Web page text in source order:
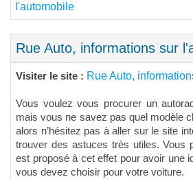
l'automobile
Rue Auto, informations sur
Visiter le site : Rue Auto,
Vous voulez vous procurer un
mais vous ne savez pas quel modèle
alors n’hésitez pas à aller sur le site
trouver des astuces très utiles. Vous
est proposé à cet effet pour avoir une
vous devez choisir pour votre voiture.